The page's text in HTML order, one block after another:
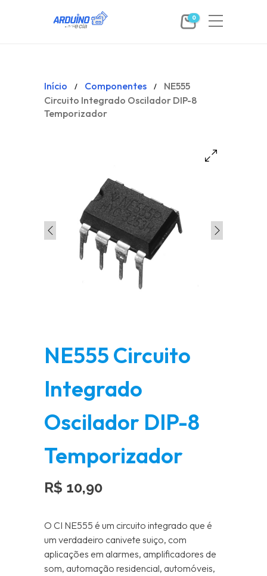
0
Início / Componentes /
NE555
Circuito Integrado Oscilador DIP-8
Temporizador
NE555 Circuito
Integrado
Oscilador DIP-8
Temporizador
R$ 10,90
O CI NE555 é um circuito integrado que é
um verdadeiro canivete suiço, com
aplicações em alarmes, amplificadores de
som, automação residencial, automóveis,